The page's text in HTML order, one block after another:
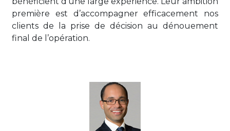
première est d’accompagner efficacement nos
clients de la prise de décision au dénouement
final de l’opération.